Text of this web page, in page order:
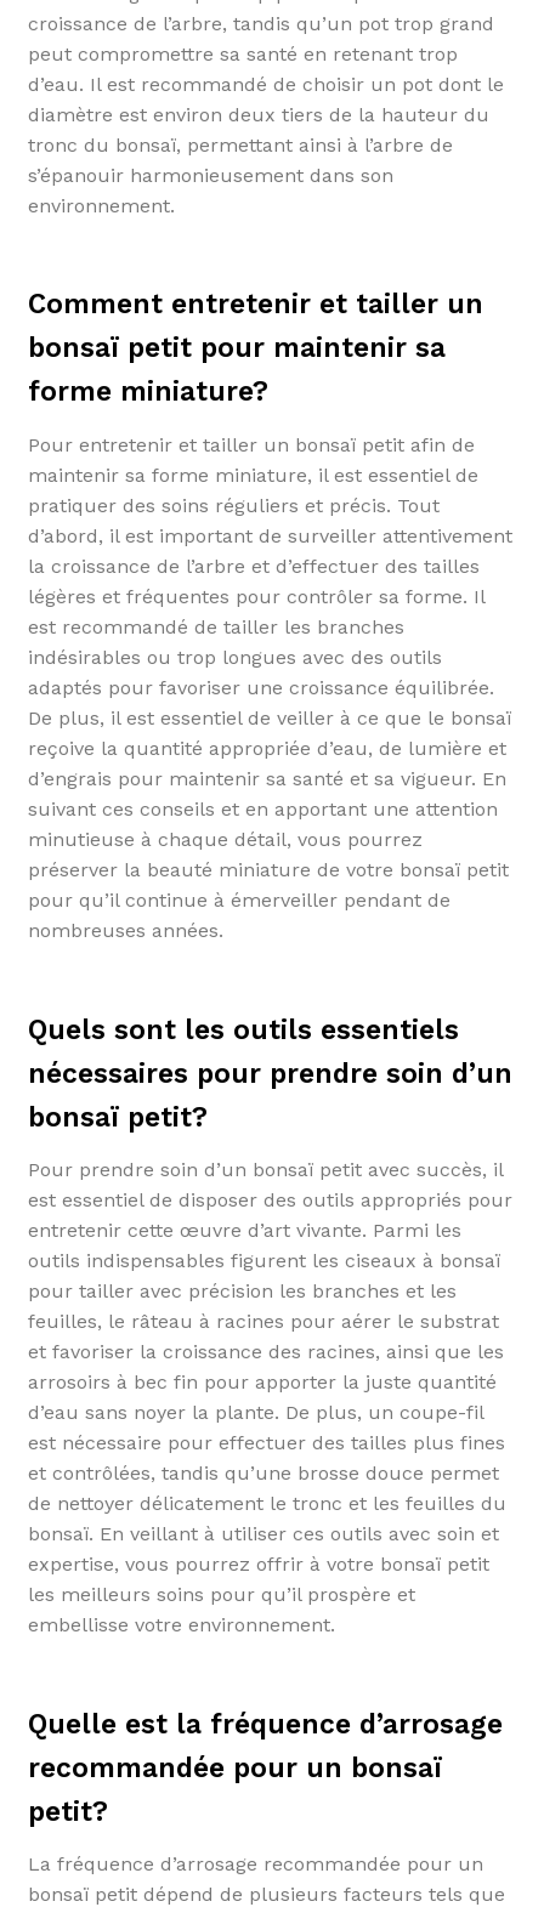
croissance de l’arbre, tandis qu’un pot trop grand
peut compromettre sa santé en retenant trop
d’eau. Il est recommandé de choisir un pot dont le
diamètre est environ deux tiers de la hauteur du
tronc du bonsaï, permettant ainsi à l’arbre de
s’épanouir harmonieusement dans son
environnement.
Comment entretenir et tailler un
bonsaï petit pour maintenir sa
forme miniature?
Pour entretenir et tailler un bonsaï petit afin de
maintenir sa forme miniature, il est essentiel de
pratiquer des soins réguliers et précis. Tout
d’abord, il est important de surveiller attentivement
la croissance de l’arbre et d’effectuer des tailles
légères et fréquentes pour contrôler sa forme. Il
est recommandé de tailler les branches
indésirables ou trop longues avec des outils
adaptés pour favoriser une croissance équilibrée.
De plus, il est essentiel de veiller à ce que le bonsaï
reçoive la quantité appropriée d’eau, de lumière et
d’engrais pour maintenir sa santé et sa vigueur. En
suivant ces conseils et en apportant une attention
minutieuse à chaque détail, vous pourrez
préserver la beauté miniature de votre bonsaï petit
pour qu’il continue à émerveiller pendant de
nombreuses années.
Quels sont les outils essentiels
nécessaires pour prendre soin d’un
bonsaï petit?
Pour prendre soin d’un bonsaï petit avec succès, il
est essentiel de disposer des outils appropriés pour
entretenir cette œuvre d’art vivante. Parmi les
outils indispensables figurent les ciseaux à bonsaï
pour tailler avec précision les branches et les
feuilles, le râteau à racines pour aérer le substrat
et favoriser la croissance des racines, ainsi que les
arrosoirs à bec fin pour apporter la juste quantité
d’eau sans noyer la plante. De plus, un coupe-fil
est nécessaire pour effectuer des tailles plus fines
et contrôlées, tandis qu’une brosse douce permet
de nettoyer délicatement le tronc et les feuilles du
bonsaï. En veillant à utiliser ces outils avec soin et
expertise, vous pourrez offrir à votre bonsaï petit
les meilleurs soins pour qu’il prospère et
embellisse votre environnement.
Quelle est la fréquence d’arrosage
recommandée pour un bonsaï
petit?
La fréquence d’arrosage recommandée pour un
bonsaï petit dépend de plusieurs facteurs tels que